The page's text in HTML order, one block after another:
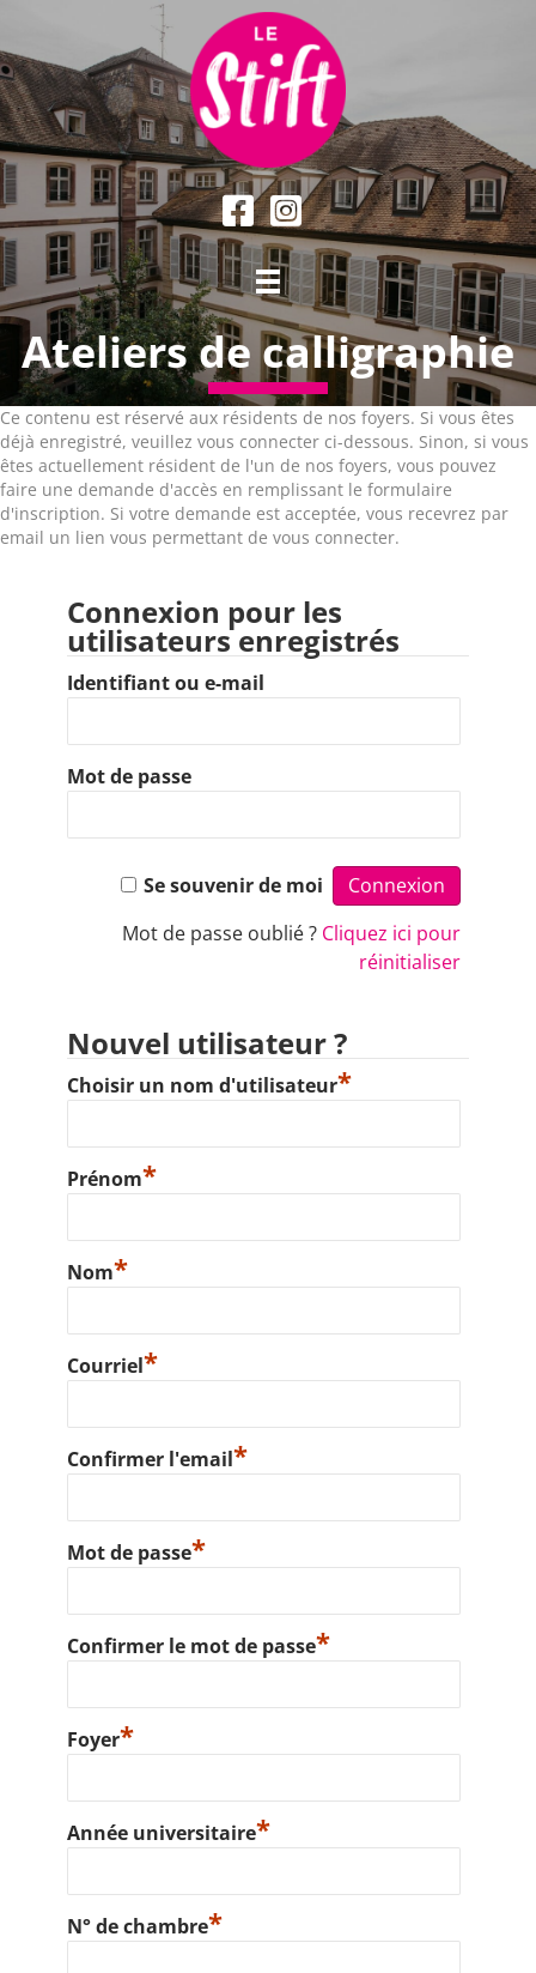
Ateliers de calligraphie
Ce contenu est réservé aux résidents de nos foyers. Si vous êtes
déjà enregistré, veuillez vous connecter ci-dessous. Sinon, si vous
êtes actuellement résident de l'un de nos foyers, vous pouvez
faire une demande d'accès en remplissant le formulaire
d'inscription. Si votre demande est acceptée, vous recevrez par
email un lien vous permettant de vous connecter.
Connexion pour les
utilisateurs enregistrés
Identifiant ou e-mail
Mot de passe
Se souvenir de moi
Mot de passe oublié ? Cliquez ici pour
réinitialiser
Nouvel utilisateur ?
Choisir un nom d'utilisateur*
Prénom*
Nom*
Courriel*
Confirmer l'email*
Mot de passe*
Confirmer le mot de passe*
Foyer*
Année universitaire*
N° de chambre*